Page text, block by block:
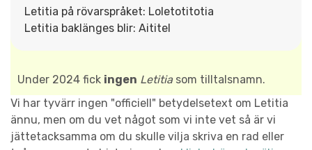
Letitia på rövarspråket: Loletotitotia
Letitia baklänges blir: Aititel
Under 2024 fick ingen Letitiasom tilltalsnamn.
Vi har tyvärr ingen "officiell" betydelsetext om Letitia
ännu, men om du vet något som vi inte vet så är vi
jättetacksamma om du skulle vilja skriva en rad eller